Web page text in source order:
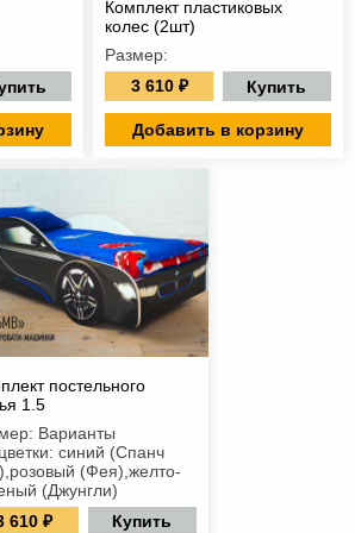
Комплект пластиковых
колес (2шт)
Размер:
3 610 ₽
Купить
Добавить в корзину
постельного
1.5
Варианты
синий (Спанч
(Фея),желто-
(Джунгли)
610 ₽
Купить